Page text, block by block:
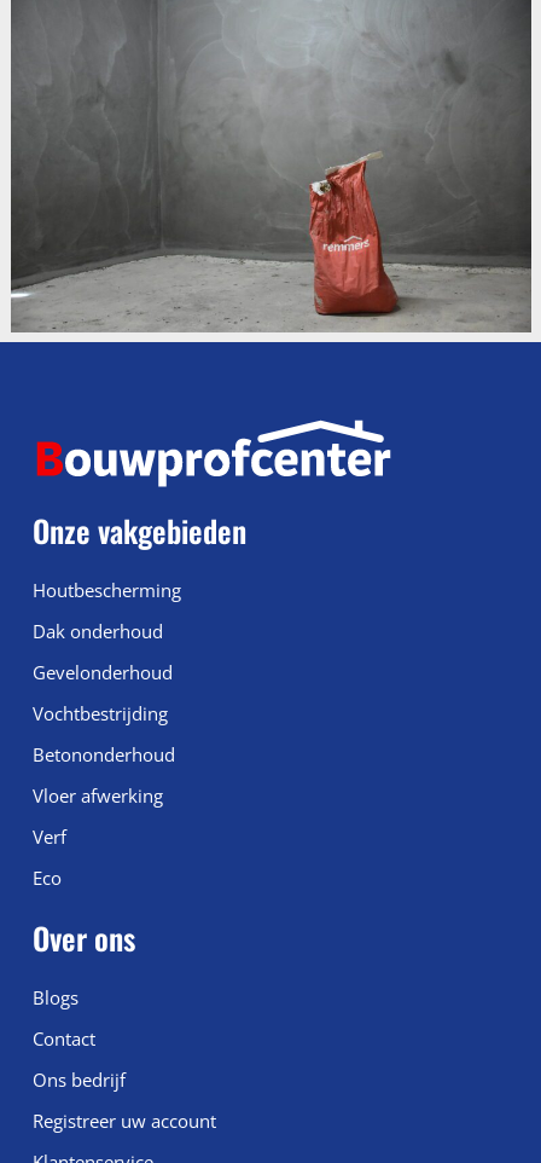
Onze vakgebieden
Houtbescherming
Dak onderhoud
Gevelonderhoud
Vochtbestrijding
Betononderhoud
Vloer afwerking
Verf
Eco
Over ons
Blogs
Contact
Ons bedrijf
Registreer uw account